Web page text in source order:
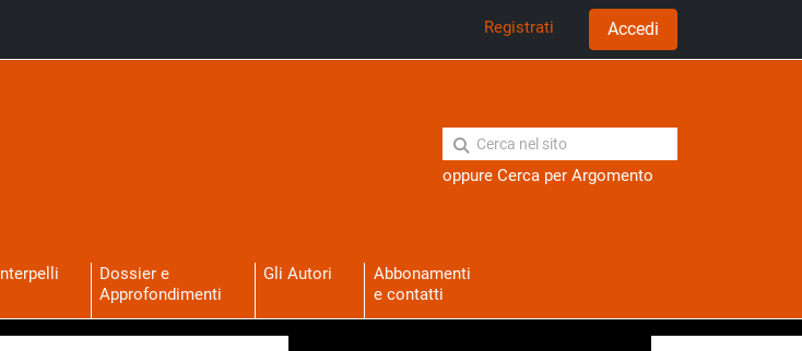
Registrati Accedi
oppure Cerca per Argomento
Interpelli
Dossier e
Approfondimenti
Gli Autori
Abbonamenti
e contatti